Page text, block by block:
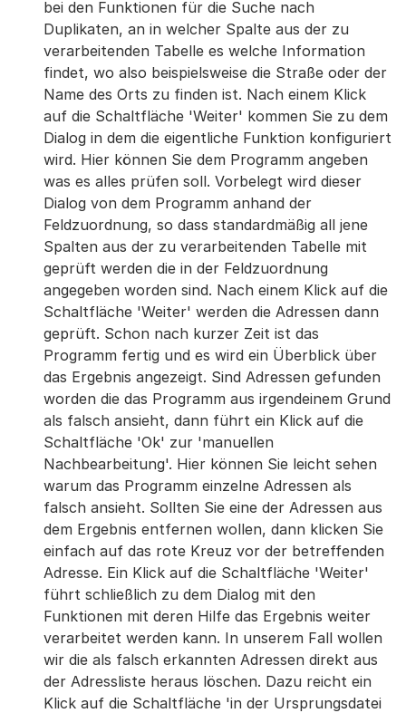
bei den Funktionen für die Suche nach
Duplikaten, an in welcher Spalte aus der zu
verarbeitenden Tabelle es welche Information
findet, wo also beispielsweise die Straße oder der
Name des Orts zu finden ist. Nach einem Klick
auf die Schaltfläche 'Weiter' kommen Sie zu dem
Dialog in dem die eigentliche Funktion konfiguriert
wird. Hier können Sie dem Programm angeben
was es alles prüfen soll. Vorbelegt wird dieser
Dialog von dem Programm anhand der
Feldzuordnung, so dass standardmäßig all jene
Spalten aus der zu verarbeitenden Tabelle mit
geprüft werden die in der Feldzuordnung
angegeben worden sind. Nach einem Klick auf die
Schaltfläche 'Weiter' werden die Adressen dann
geprüft. Schon nach kurzer Zeit ist das
Programm fertig und es wird ein Überblick über
das Ergebnis angezeigt. Sind Adressen gefunden
worden die das Programm aus irgendeinem Grund
als falsch ansieht, dann führt ein Klick auf die
Schaltfläche 'Ok' zur 'manuellen
Nachbearbeitung'. Hier können Sie leicht sehen
warum das Programm einzelne Adressen als
falsch ansieht. Sollten Sie eine der Adressen aus
dem Ergebnis entfernen wollen, dann klicken Sie
einfach auf das rote Kreuz vor der betreffenden
Adresse. Ein Klick auf die Schaltfläche 'Weiter'
führt schließlich zu dem Dialog mit den
Funktionen mit deren Hilfe das Ergebnis weiter
verarbeitet werden kann. In unserem Fall wollen
wir die als falsch erkannten Adressen direkt aus
der Adressliste heraus löschen. Dazu reicht ein
Klick auf die Schaltfläche 'in der Ursprungsdatei